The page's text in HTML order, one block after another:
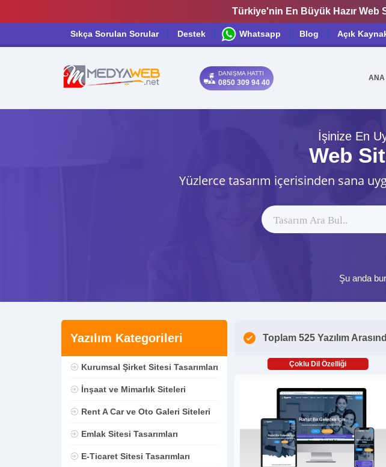
Türkiye'nin En Büyük Hazır Web
Sıkça Sorulan Sorular Destek Whatsapp Blog Açık
DANIŞMA HATTI
0850 309 94 40
ANA
İşinize En
Web
Yüzlerce tasarım içerisinden sana
Şu anda
Yazılım Kategorileri
Kurumsal Şirket Sitesi Tasarımları
İnşaat ve Mimarlık Siteleri
Rent A Car ve Oto Galeri Siteleri
Emlak Sitesi Tasarımları
E-Ticaret Sitesi Tasarımları
Toplam 525 Yazılım
Çoklu Dil Özelliği